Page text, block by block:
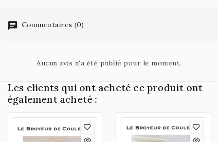
Commentaires (0)
Aucun avis n'a été publié pour le moment.
Les clients qui ont acheté ce produit ont
également acheté :